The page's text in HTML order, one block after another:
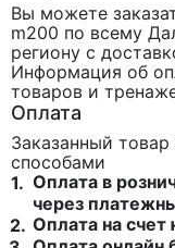
Вы можете
m200 по всему
региону с
Информация об
товаров и
Оплата
Заказанный
способами
1. Оплата в
через
2. Оплата на